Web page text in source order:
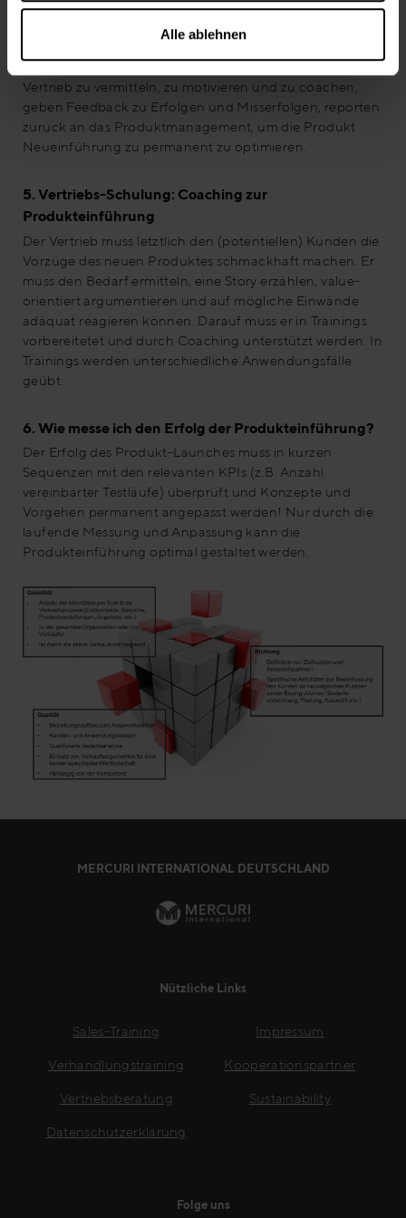
Alle ablehnen
den Zeitplan, die Kommunikation und haben letztendlich
die Kontrolle. Zusätzlich besitzen sie aber noch die
erarbeiteten Konzepte für den Produkt-Launch dem
Vertrieb zu vermitteln, zu motivieren und zu coachen,
geben Feedback zu Erfolgen und Misserfolgen, reporten
zurück an das Produktmanagement, um die Produkt
Neueinführung zu permanent zu optimieren.
5. Vertriebs-Schulung: Coaching zur
Produkteinführung
Der Vertrieb muss letztlich den (potentiellen) Kunden die
Vorzüge des neuen Produktes schmackhaft machen. Er
muss den Bedarf ermitteln, eine Story erzählen, value-
orientiert argumentieren und auf mögliche Einwände
adäquat reagieren können. Darauf muss er in Trainings
vorbereitetet und durch Coaching unterstützt werden. In
Trainings werden unterschiedliche Anwendungsfälle
geübt.
6. Wie messe ich den Erfolg der Produkteinführung?
Der Erfolg des Produkt-Launches muss in kurzen
Sequenzen mit den relevanten KPIs (z.B. Anzahl
vereinbarter Testläufe) überprüft und Konzepte und
Vorgehen permanent angepasst werden! Nur durch die
laufende Messung und Anpassung kann die
Produkteinführung optimal gestaltet werden.
MERCURI INTERNATIONAL DEUTSCHLAND
Nützliche Links
Sales-Training
Verhandlungstraining
Vertriebsberatung
Datenschutzerklärung
Impressum
Kooperationspartner
Sustainability
Folge uns